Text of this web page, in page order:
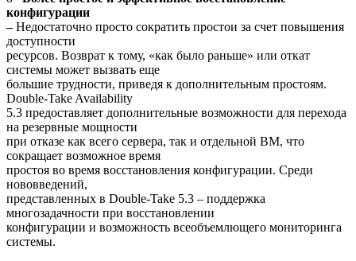
конфигурации
–Недостаточно просто сократить простои за счет повышения
доступности
ресурсов. Возврат к тому, «как было раньше» или откат
системы может вызвать еще
большие трудности, приведя к дополнительным простоям.
Double-Take Availability
5.3 предоставляет дополнительные возможности для перехода
на резервные мощности
при отказе как всего сервера, так и отдельной ВМ, что
сокращает возможное время
простоя во время восстановления конфигурации. Среди
нововведений,
представленных в Double-Take 5.3 – поддержка
многозадачности при восстановлении
конфигурации и возможность всеобъемлющего мониторинга
системы.